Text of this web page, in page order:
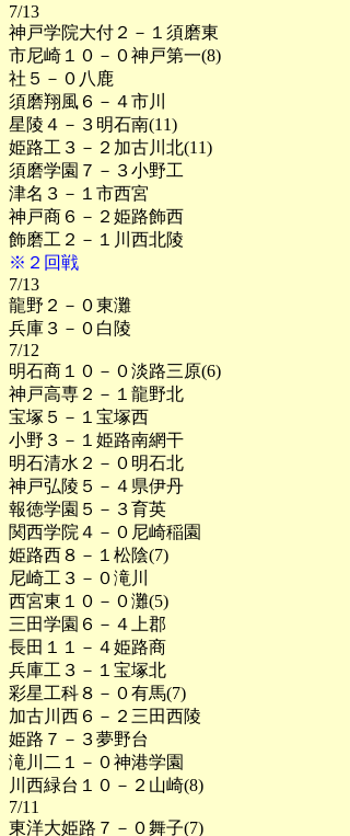
7/13
神戸学院大付２－１須磨東
市尼崎１０－０神戸第一(8)
社５－０八鹿
須磨翔風６－４市川
星陵４－３明石南(11)
姫路工３－２加古川北(11)
須磨学園７－３小野工
津名３－１市西宮
神戸商６－２姫路飾西
飾磨工２－１川西北陵
※２回戦
7/13
龍野２－０東灘
兵庫３－０白陵
7/12
明石商１０－０淡路三原(6)
神戸高専２－１龍野北
宝塚５－１宝塚西
小野３－１姫路南網干
明石清水２－０明石北
神戸弘陵５－４県伊丹
報徳学園５－３育英
関西学院４－０尼崎稲園
姫路西８－１松陰(7)
尼崎工３－０滝川
西宮東１０－０灘(5)
三田学園６－４上郡
長田１１－４姫路商
兵庫工３－１宝塚北
彩星工科８－０有馬(7)
加古川西６－２三田西陵
姫路７－３夢野台
滝川二１－０神港学園
川西緑台１０－２山崎(8)
7/11
東洋大姫路７－０舞子(7)